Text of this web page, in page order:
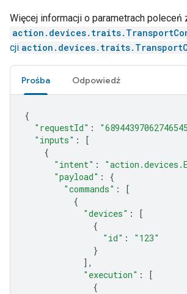
Więcej informacji o parametrach
cji
Prośba Odpowiedź
{
"requestId" :
"inputs" :
[
{
"intent" :
"payload" :
{
"commands" :
[
{
"devices" :
[
{
"id" :
"123"
}
],
"execution" :
[
{